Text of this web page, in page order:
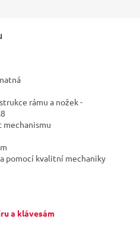
rámu a nožek -
mechanismu
pomocí kvalitní mechaniky
a klávesám